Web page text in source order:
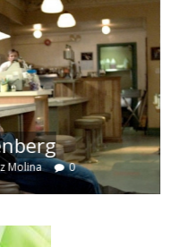
Molina 0